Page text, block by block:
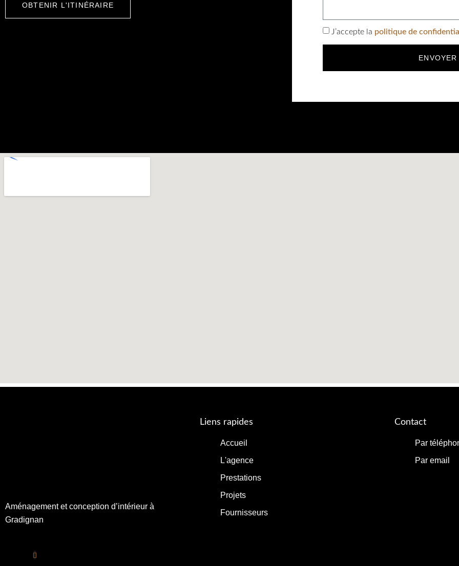
OBTENIR L'ITINÉRAIRE
J’accepte la politique de
ENVOYER
Aménagement et conception d’intérieur à
Gradignan
Liens rapides
Accueil
L'agence
Prestations
Projets
Fournisseurs
Contact
Par
Par email